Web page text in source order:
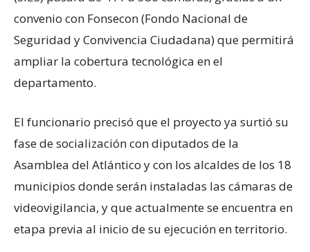
convenio con Fonsecon (Fondo Nacional de
Seguridad y Convivencia Ciudadana) que permitirá
ampliar la cobertura tecnológica en el
departamento.
El funcionario precisó que el proyecto ya surtió su
fase de socialización con diputados de la
Asamblea del Atlántico y con los alcaldes de los 18
municipios donde serán instaladas las cámaras de
videovigilancia, y que actualmente se encuentra en
etapa previa al inicio de su ejecución en territorio.